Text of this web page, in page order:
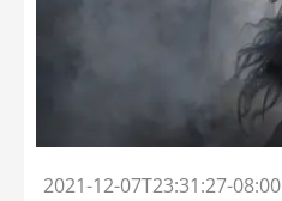
2021-12-07T23:31:27-08:00